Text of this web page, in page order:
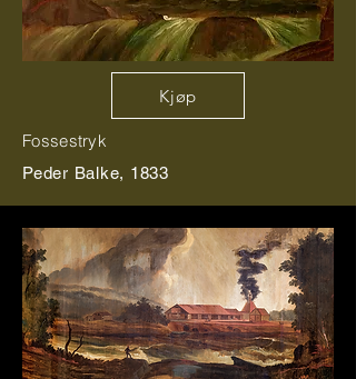
Kjøp
Fossestryk
Peder Balke, 1833